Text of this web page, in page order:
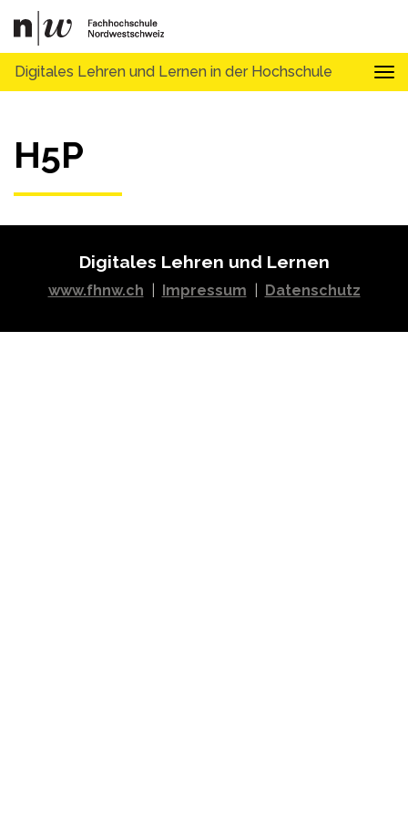
Digitales Lehren und Lernen in der Hochschule
H5P
Digitales Lehren und Lernen
www.fhnw.ch Impressum Datenschutz